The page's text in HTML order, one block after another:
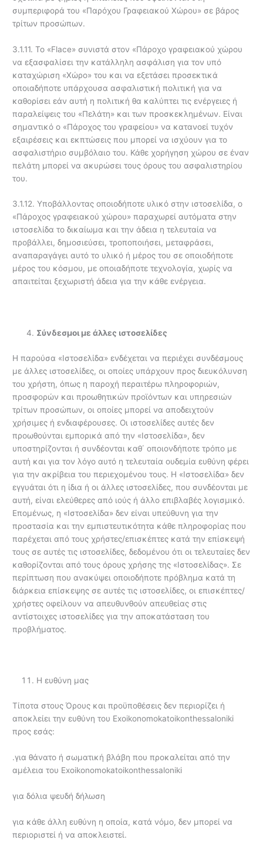
συμπεριφορά του «Παρόχου Γραφειακού Χώρου» σε βάρος
τρίτων προσώπων.
3.1.11. Το «Flace» συνιστά στον «Πάροχο γραφειακού χώρου
να εξασφαλίσει την κατάλληλη ασφάλιση για τον υπό
καταχώριση «Χώρο» του και να εξετάσει προσεκτικά
οποιαδήποτε υπάρχουσα ασφαλιστική πολιτική για να
καθορίσει εάν αυτή η πολιτική θα καλύπτει τις ενέργειες ή
παραλείψεις του «Πελάτη» και των προσκεκλημένων. Είναι
σημαντικό ο «Πάροχος του γραφείου» να κατανοεί τυχόν
εξαιρέσεις και εκπτώσεις που μπορεί να ισχύουν για το
ασφαλιστήριο συμβόλαιο του. Κάθε χορήγηση χώρου σε έναν
πελάτη μπορεί να ακυρώσει τους όρους του ασφαλιστηρίου
του.
3.1.12. Υποβάλλοντας οποιοδήποτε υλικό στην ιστοσελίδα, ο
«Πάροχος γραφειακού χώρου» παραχωρεί αυτόματα στην
ιστοσελίδα το δικαίωμα και την άδεια η τελευταία να
προβάλλει, δημοσιεύσει, τροποποιήσει, μεταφράσει,
αναπαραγάγει αυτό το υλικό ή μέρος του σε οποιοδήποτε
μέρος του κόσμου, με οποιαδήποτε τεχνολογία, χωρίς να
απαιτείται ξεχωριστή άδεια για την κάθε ενέργεια.
Σύνδεσμοι με άλλες ιστοσελίδες
Η παρούσα «Ιστοσελίδα» ενδέχεται να περιέχει συνδέσμους
με άλλες ιστοσελίδες, οι οποίες υπάρχουν προς διευκόλυνση
του χρήστη, όπως η παροχή περαιτέρω πληροφοριών,
προσφορών και προωθητικών προϊόντων και υπηρεσιών
τρίτων προσώπων, οι οποίες μπορεί να αποδειχτούν
χρήσιμες ή ενδιαφέρουσες. Οι ιστοσελίδες αυτές δεν
προωθούνται εμπορικά από την «Ιστοσελίδα», δεν
υποστηρίζονται ή συνδέονται καθ΄ οποιονδήποτε τρόπο με
αυτή και για τον λόγο αυτό η τελευταία ουδεμία ευθύνη φέρει
για την ακρίβεια του περιεχομένου τους. Η «Ιστοσελίδα» δεν
εγγυάται ότι η ίδια ή οι άλλες ιστοσελίδες, που συνδέονται με
αυτή, είναι ελεύθερες από ιούς ή άλλο επιβλαβές λογισμικό.
Επομένως, η «Ιστοσελίδα» δεν είναι υπεύθυνη για την
προστασία και την εμπιστευτικότητα κάθε πληροφορίας που
παρέχεται από τους χρήστες/επισκέπτες κατά την επίσκεψή
τους σε αυτές τις ιστοσελίδες, δεδομένου ότι οι τελευταίες δεν
καθορίζονται από τους όρους χρήσης της «Ιστοσελίδας». Σε
περίπτωση που ανακύψει οποιοδήποτε πρόβλημα κατά τη
διάρκεια επίσκεψης σε αυτές τις ιστοσελίδες, οι επισκέπτες/
χρήστες οφείλουν να απευθυνθούν απευθείας στις
αντίστοιχες ιστοσελίδες για την αποκατάσταση του
προβλήματος.
Η ευθύνη μας
Τίποτα στους Όρους και προϋποθέσεις δεν περιορίζει ή
αποκλείει την ευθύνη του Exoikonomokatoikonthessaloniki
προς εσάς:
.για θάνατο ή σωματική βλάβη που προκαλείται από την
αμέλεια του Exoikonomokatoikonthessaloniki
για δόλια ψευδή δήλωση
για κάθε άλλη ευθύνη η οποία, κατά νόμο, δεν μπορεί να
περιοριστεί ή να αποκλειστεί.